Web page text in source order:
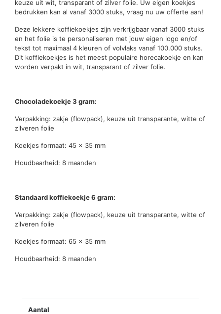
keuze uit wit, transparant of zilver folie. Uw eigen koekjes
bedrukken kan al vanaf 3000 stuks, vraag nu uw offerte aan!
Deze lekkere koffiekoekjes zijn verkrijgbaar vanaf 3000 stuks
en het folie is te personaliseren met jouw eigen logo en/of
tekst tot maximaal 4 kleuren of volvlaks vanaf 100.000 stuks.
Dit koffiekoekjes is het meest populaire horecakoekje en kan
worden verpakt in wit, transparant of zilver folie.
Chocoladekoekje 3 gram:
Verpakking: zakje (flowpack), keuze uit transparante, witte of
zilveren folie
Koekjes formaat: 45 x 35 mm
Houdbaarheid: 8 maanden
Standaard koffiekoekje 6 gram:
Verpakking: zakje (flowpack), keuze uit transparante, witte of
zilveren folie
Koekjes formaat: 65 x 35 mm
Houdbaarheid: 8 maanden
Aantal